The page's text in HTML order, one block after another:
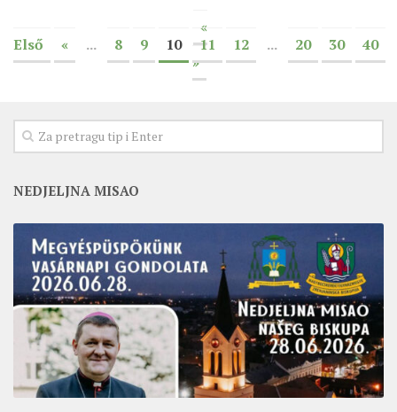
«
Első
« ... 8 9 10 11 12 ... 20 30 40
»
NEDJELJNA MISAO